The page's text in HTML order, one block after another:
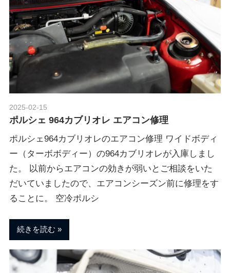
2025-02-15
ポルシェ 964カブリオレ エアコン修理
ポルシェ964カブリオレのエアコン修理 ワイドボディ
ー（ターボボディー）の964カブリオレが入庫しまし
た。 以前からエアコンの効きが弱いとご相談をいた
だいていましたので、エアコンシーズン前に修理をす
ることに。 空冷ポルシ
続きを読む